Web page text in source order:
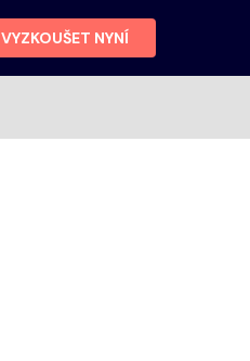
VYZKOUŠET NYNÍ